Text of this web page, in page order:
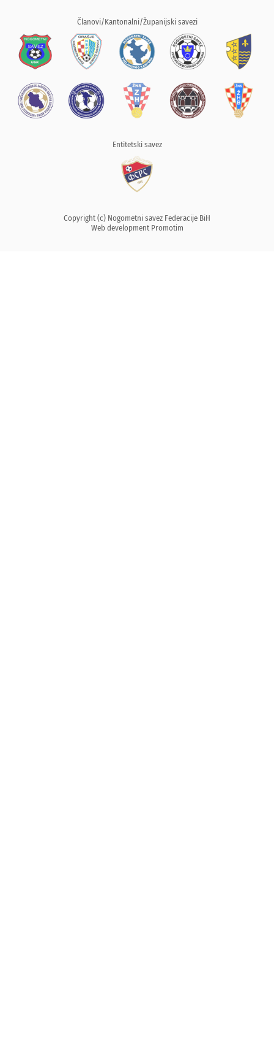
Članovi/Kantonalni/Županijski savezi
Entitetski savez
Copyright (c) Nogometni savez Federacije BiH
Web development Promotim